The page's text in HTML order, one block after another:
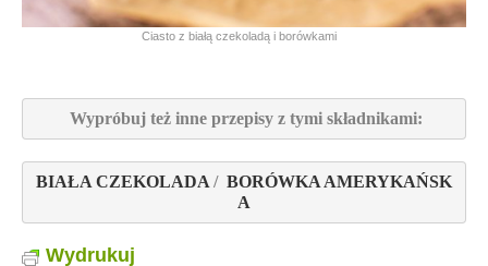
Ciasto z białą czekoladą i borówkami
Wypróbuj też inne przepisy z tymi składnikami:
BIAŁA CZEKOLADA / BORÓWKA AMERYKAŃSK
A
Wydrukuj